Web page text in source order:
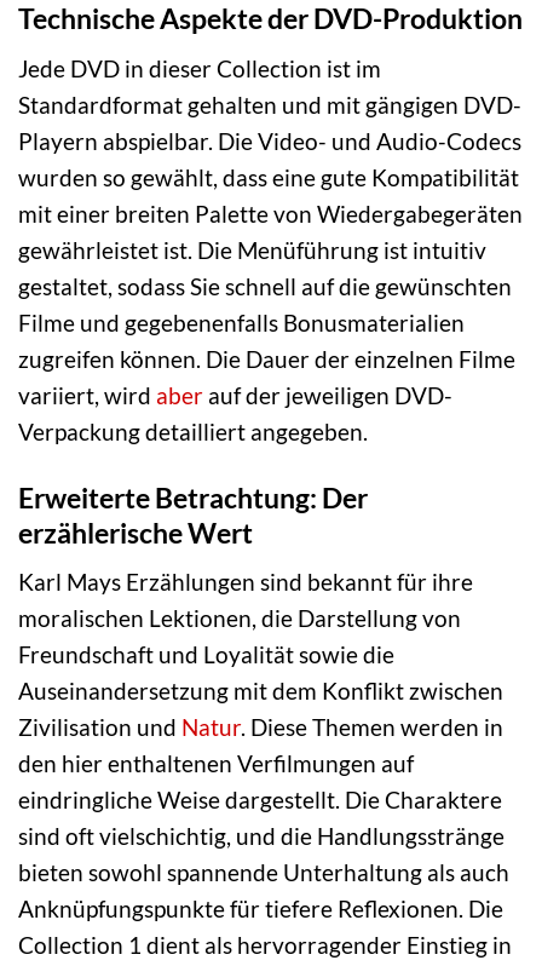
Technische Aspekte der DVD-Produktion
Jede DVD in dieser Collection ist im
Standardformat gehalten und mit gängigen DVD-
Playern abspielbar. Die Video- und Audio-Codecs
wurden so gewählt, dass eine gute Kompatibilität
mit einer breiten Palette von Wiedergabegeräten
gewährleistet ist. Die Menüführung ist intuitiv
gestaltet, sodass Sie schnell auf die gewünschten
Filme und gegebenenfalls Bonusmaterialien
zugreifen können. Die Dauer der einzelnen Filme
variiert, wird aber auf der jeweiligen DVD-
Verpackung detailliert angegeben.
Erweiterte Betrachtung: Der
erzählerische Wert
Karl Mays Erzählungen sind bekannt für ihre
moralischen Lektionen, die Darstellung von
Freundschaft und Loyalität sowie die
Auseinandersetzung mit dem Konflikt zwischen
Zivilisation und Natur. Diese Themen werden in
den hier enthaltenen Verfilmungen auf
eindringliche Weise dargestellt. Die Charaktere
sind oft vielschichtig, und die Handlungsstränge
bieten sowohl spannende Unterhaltung als auch
Anknüpfungspunkte für tiefere Reflexionen. Die
Collection 1 dient als hervorragender Einstieg in